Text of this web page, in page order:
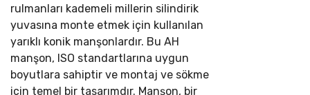
rulmanları kademeli millerin silindirik
yuvasına monte etmek için kullanılan
yarıklı konik manşonlardır. Bu AH
manşon, ISO standartlarına uygun
boyutlara sahiptir ve montaj ve sökme
için temel bir tasarımdır. Manşon, bir